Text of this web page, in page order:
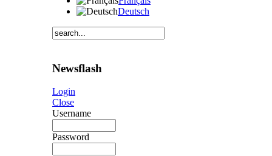
Deutsch
Newsflash
Login
Close
Username
Password